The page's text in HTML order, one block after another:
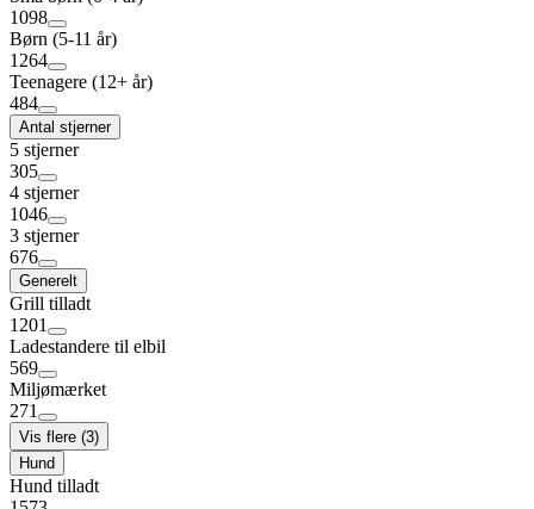
1098
Børn (5-11 år)
1264
Teenagere (12+ år)
484
Antal stjerner
5 stjerner
305
4 stjerner
1046
3 stjerner
676
Generelt
Grill tilladt
1201
Ladestandere til elbil
569
Miljømærket
271
Vis flere (3)
Hund
Hund tilladt